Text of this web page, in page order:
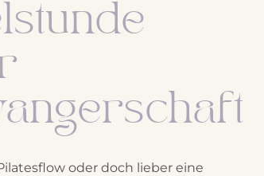
oder doch lieber eine